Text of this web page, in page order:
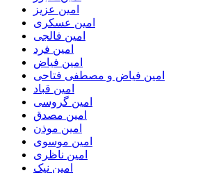
امین عزیز
امین عسکری
امین فالجی
امین فرد
امین فیاض
امین فیاض و مصطفی فتاحی
امین قباد
امین گروسی
امین مصدق
امین موذن
امین موسوی
امین ناظری
امین نیک